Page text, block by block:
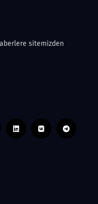
sitemizden